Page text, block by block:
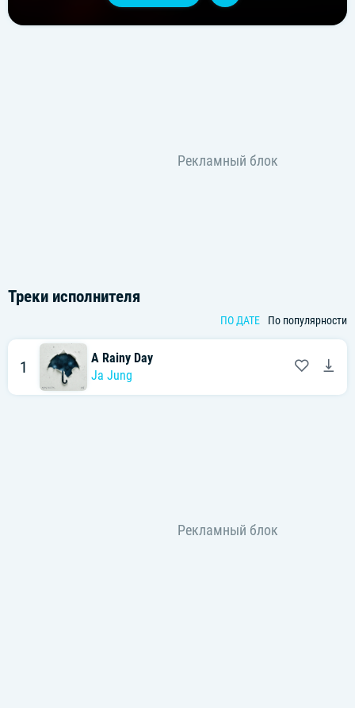
Треки исполнителя
ПО ДАТЕ По популярности
1
A Rainy Day
Ja Jung